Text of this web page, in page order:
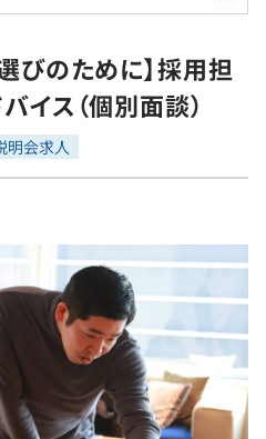
びのために】採用担
イス（個別面談）
明会求人